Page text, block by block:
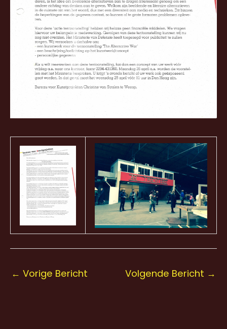
← Vorige Bericht Volgende Bericht →